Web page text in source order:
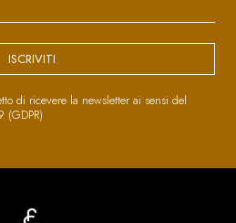
ISCRIVITI
di ricevere la newsletter ai sensi del
(GDPR)